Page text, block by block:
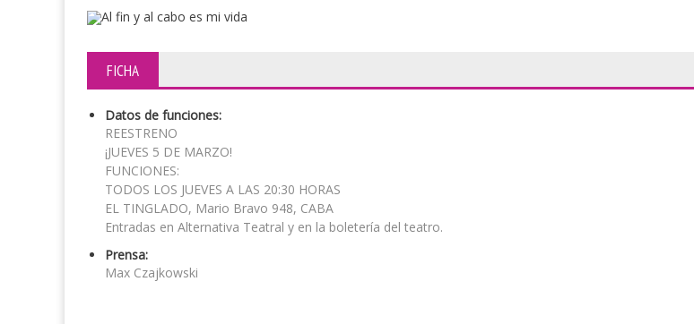
FICHA
Datos de funciones:
REESTRENO
¡JUEVES 5 DE MARZO!
FUNCIONES:
TODOS LOS JUEVES A LAS 20:30 HORAS
EL TINGLADO, Mario Bravo 948, CABA
Entradas en Alternativa Teatral y en la boletería del teatro.
Prensa:
Max Czajkowski